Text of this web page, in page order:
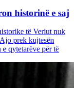
historinë e saj
të Veriut nuk
prek kujtesën
qytetarëve për të